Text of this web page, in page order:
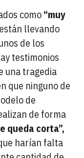
como“muy
llevando
de los
testimonios
una tragedia
que ninguno de
de
de forma
queda corta”,
harían falta